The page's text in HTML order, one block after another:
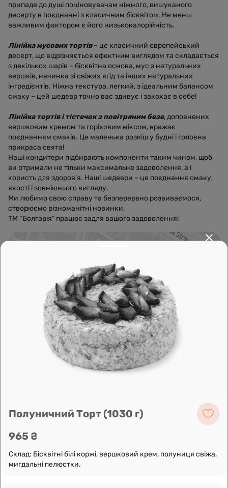
припаде до душі поціновувачам ніжного, вишуканого
десерту в поєднанні з класичним бісквітом. Не менш
важливим фактором є його низькокалорійність.
Лінійка мусових тортів– це класичний європейський
десерт, що відрізняється ефектним виглядом та складається
з декількох шарів – бісквітна основа, мус з натуральних
вершків, начинка зі свіжих ягід та інших натуральних
інгредієнтів. Ніжна текстура, легкий, з ідеальним балансом
смаку – цей шедевр точно вас здивує і закохає в себе!
Лінійка тортів і тістечок з повітряним безе, доповнених
вершковим кремом та горіховим міксом, вражає
поєднанням смаків. Це маленька розкіш у будні і головна
прикраса свята!
Наші кондитери підбирають компоненти таким чином, щоб
ви отримали не тільки максимальне задоволення, а і
користь для здоров’я. Наші шедеври – це поєднання смаку,
якості і зовнішнього вигляду.
Ми любимо свою справу та безперервно розвиваємося,
створюємо різноманітні новинки.
ТМ “Болгарія” працює задля вашого задоволення!
Leaflet | OpenFreeMap ©OpenMapTilesData from
Побудувати маршрут
Полуничний Торт (1030 г)
965 ₴
Склад: Бісквітні білі коржі, вершковий крем, полуниця свіжа,
мигдальні пелюстки.